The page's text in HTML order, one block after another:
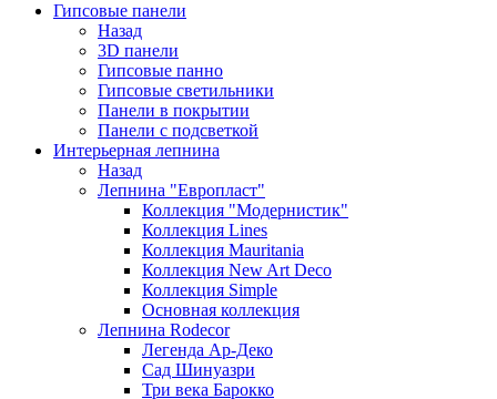
Гипсовые панели
Назад
3D панели
Гипсовые панно
Гипсовые светильники
Панели в покрытии
Панели с подсветкой
Интерьерная лепнина
Назад
Лепнина "Европласт"
Коллекция "Модернистик"
Коллекция Lines
Коллекция Mauritania
Коллекция New Art Deco
Коллекция Simple
Основная коллекция
Лепнина Rodecor
Легенда Ар-Деко
Сад Шинуазри
Три века Барокко